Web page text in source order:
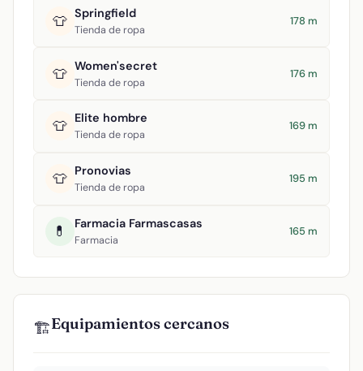
👕 Springfield
Tienda de ropa
178 m
👕 Women'secret
Tienda de ropa
176 m
👕 Elite hombre
Tienda de ropa
169 m
👕 Pronovias
Tienda de ropa
195 m
💊 Farmacia Farmascasas
Farmacia
165 m
🏗️Equipamientos cercanos